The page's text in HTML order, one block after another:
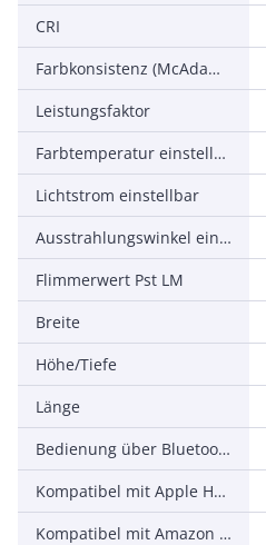
CRI
Farbkonsistenz (McAdam-Ellipse)
Leistungsfaktor
Farbtemperatur einstellbar
Lichtstrom einstellbar
Ausstrahlungswinkel einstellbar
Flimmerwert Pst LM
Breite
Höhe/Tiefe
Länge
Bedienung über Bluetooth
Kompatibel mit Apple HomeKit
Kompatibel mit Amazon Alexa